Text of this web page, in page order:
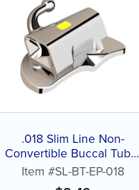
.018 Slim Line Non-
Convertible Buccal Tube,
Extended Pad, Direct
Item #SL-BT-EP-018